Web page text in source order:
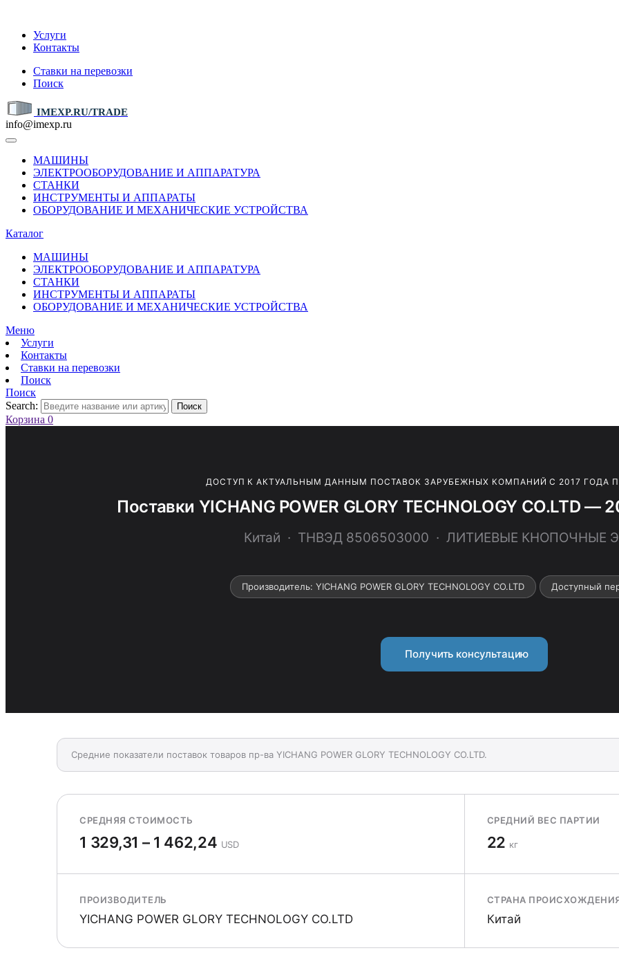
Услуги
Контакты
Ставки на перевозки
Поиск
IMEXP.RU/TRADE
info@imexp.ru
МАШИНЫ
ЭЛЕКТРООБОРУДОВАНИЕ И АППАРАТУРА
СТАНКИ
ИНСТРУМЕНТЫ И АППАРАТЫ
ОБОРУДОВАНИЕ И МЕХАНИЧЕСКИЕ УСТРОЙСТВА
Каталог
МАШИНЫ
ЭЛЕКТРООБОРУДОВАНИЕ И АППАРАТУРА
СТАНКИ
ИНСТРУМЕНТЫ И АППАРАТЫ
ОБОРУДОВАНИЕ И МЕХАНИЧЕСКИЕ УСТРОЙСТВА
Меню
Услуги
Контакты
Ставки на перевозки
Поиск
Поиск
Search:
Поиск
Корзина 0
ДОСТУП К АКТУАЛЬНЫМ ДАННЫМ ПОСТАВОК ЗАРУБЕЖНЫХ КОМПАНИЙ С 2017 ГОДА
Поставки YICHANG POWER GLORY TECHNOLOGY CO.LTD —
Китай · ТНВЭД 8506503000 · ЛИТИЕВЫЕ КНОПОЧНЫЕ
Производитель: YICHANG POWER GLORY TECHNOLOGY CO.LTD Доступный
Получить консультацию
Средние показатели поставок товаров пр-ва YICHANG POWER GLORY TECHNOLOGY CO.LTD.
СРЕДНЯЯ СТОИМОСТЬ
1 329,31 – 1 462,24 USD
СРЕДНИЙ ВЕС ПАРТИИ
22 кг
ПРОИЗВОДИТЕЛЬ
YICHANG POWER GLORY TECHNOLOGY CO.LTD
СТРАНА
Китай